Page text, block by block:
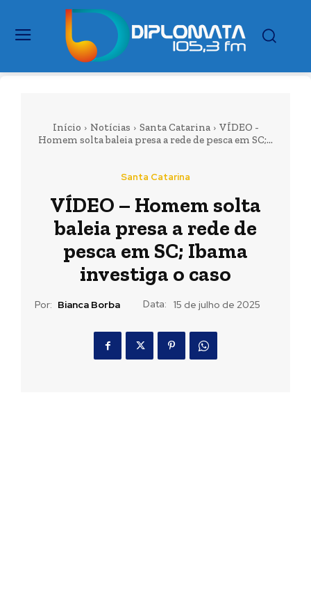
Início Notícias Santa Catarina
VÍDEO -
Homem solta baleia presa a rede de pesca em SC;...
Santa Catarina
VÍDEO – Homem solta
baleia presa a rede de
pesca em SC; Ibama
investiga o caso
Por: Bianca Borba Data: 15 de julho de 2025